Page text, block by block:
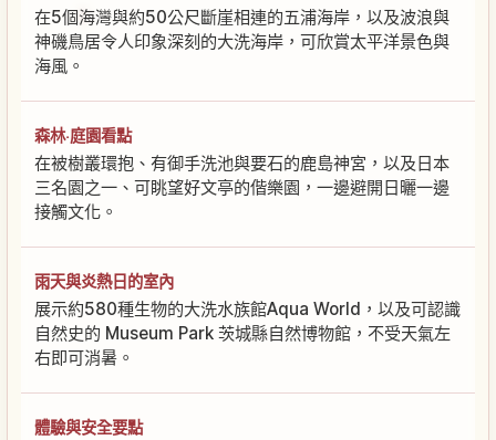
在5個海灣與約50公尺斷崖相連的五浦海岸，以及波浪與
神磯鳥居令人印象深刻的大洗海岸，可欣賞太平洋景色與
海風。
森林‧庭園看點
在被樹叢環抱、有御手洗池與要石的鹿島神宮，以及日本
三名園之一、可眺望好文亭的偕樂園，一邊避開日曬一邊
接觸文化。
雨天與炎熱日的室內
展示約580種生物的大洗水族館Aqua World，以及可認識
自然史的 Museum Park 茨城縣自然博物館，不受天氣左
右即可消暑。
體驗與安全要點